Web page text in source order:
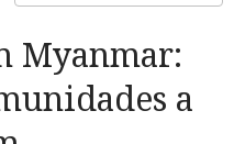
Myanmar:
a